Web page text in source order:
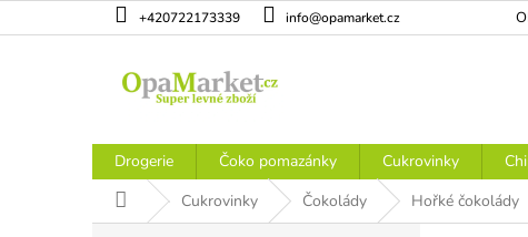
na
+420722173339 info@opamarket.cz
Drogerie Čoko pomazánky Cukrovinky
Domů Cukrovinky Čokolády Hořké čokolády